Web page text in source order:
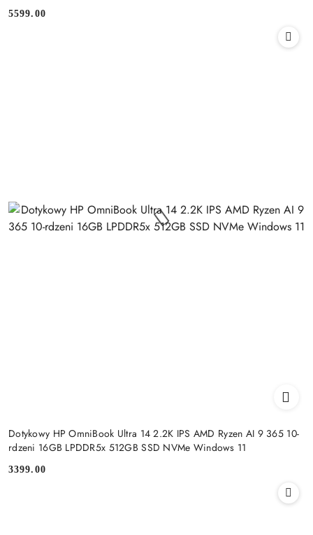
Cena:
5599.00
Dotykowy HP OmniBook Ultra 14 2.2K IPS AMD Ryzen AI 9 365 10-
rdzeni 16GB LPDDR5x 512GB SSD NVMe Windows 11
Cena:
3399.00